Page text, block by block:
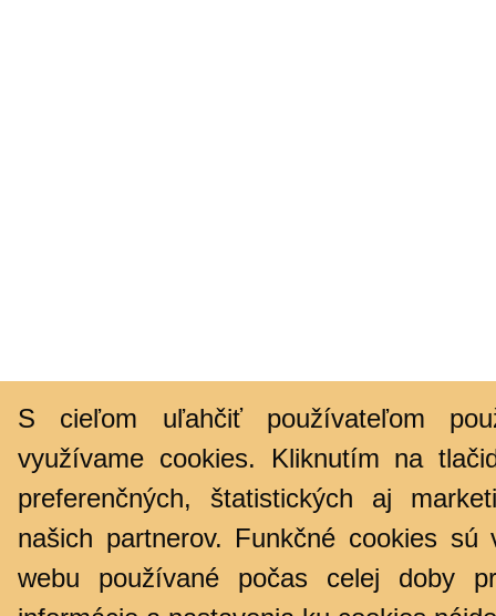
S cieľom uľahčiť používateľom
využívame cookies. Kliknutím na
preferenčných, štatistických aj
našich partnerov. Funkčné cookies sú
webu používané počas celej doby